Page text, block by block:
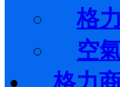
格
空
格力